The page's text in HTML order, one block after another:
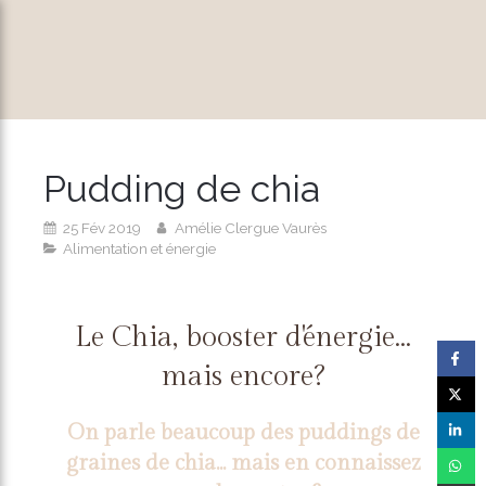
Pudding de chia
25 Fév 2019
Amélie Clergue Vaurès
Alimentation et énergie
Le Chia, booster d'énergie...
mais encore?
On parle beaucoup des puddings de
graines de chia... mais en connaissez